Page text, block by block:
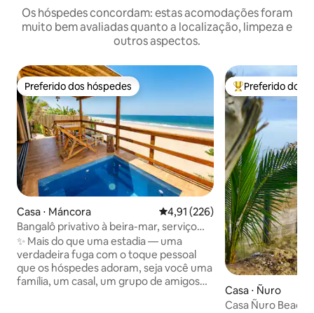
Os hóspedes concordam: estas acomodações foram
muito bem avaliadas quanto a localização, limpeza e
outros aspectos.
Preferido dos hóspedes
Preferido dos hóspedes
Casa ⋅ Máncora 4,91 de uma avaliação média de
4,91 (226)
Bangalô privativo à beira-mar, serviço
personalizado
✨ Mais do que uma estadia — uma
verdadeira fuga com o toque pessoal
que os hóspedes adoram, seja você uma
família, um casal, um grupo de amigos
Entre os
Preferido dos
Casa ⋅ Ñuro
Casa Ñuro Beach